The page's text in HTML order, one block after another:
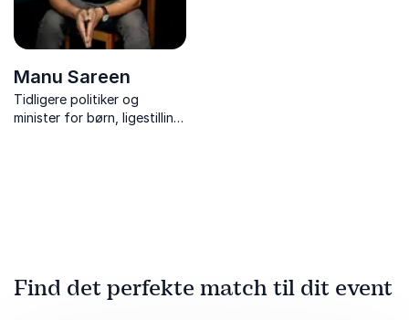
Manu Sareen
Tidligere politiker og
minister for børn, ligestilling,
Find det perfekte match til dit event